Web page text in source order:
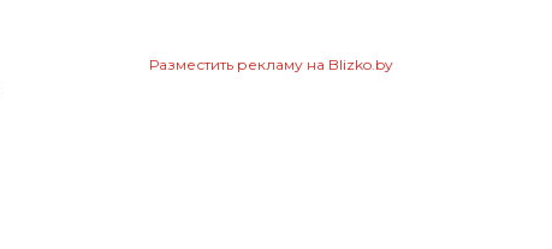
Разместить рекламу на Blizko.by